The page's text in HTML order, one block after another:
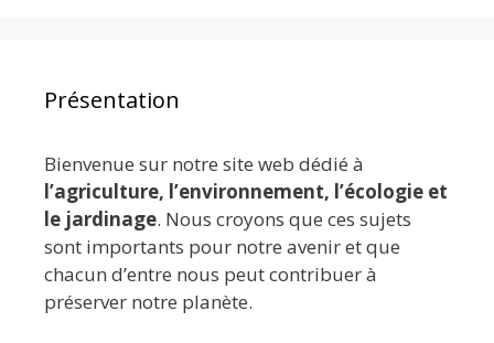
Présentation
Bienvenue sur notre site web dédié à
l’agriculture, l’environnement, l’écologie et
le jardinage. Nous croyons que ces sujets
sont importants pour notre avenir et que
chacun d’entre nous peut contribuer à
préserver notre planète.